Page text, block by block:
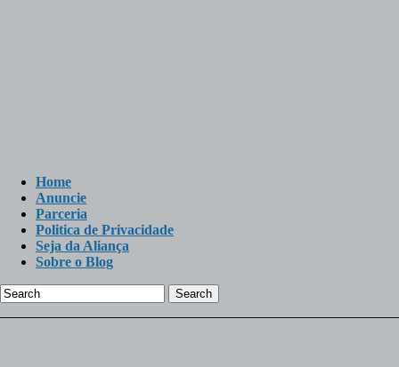
Home
Anuncie
Parceria
Politica de Privacidade
Seja da Aliança
Sobre o Blog
Search